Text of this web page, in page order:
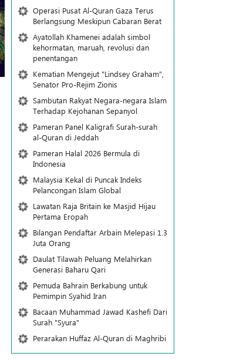
Operasi Pusat Al-Quran Gaza Terus
Berlangsung Meskipun Cabaran Berat
Ayatollah Khamenei adalah simbol
kehormatan, maruah, revolusi dan
penentangan
Kematian Mengejut "Lindsey Graham",
Senator Pro-Rejim Zionis
Sambutan Rakyat Negara-negara Islam
Terhadap Kejohanan Sepanyol
Pameran Panel Kaligrafi Surah-surah
al-Quran di Jeddah
Pameran Halal 2026 Bermula di
Indonesia
Malaysia Kekal di Puncak Indeks
Pelancongan Islam Global
Lawatan Raja Britain ke Masjid Hijau
Pertama Eropah
Bilangan Pendaftar Arbain Melepasi 1.3
Juta Orang
Daulat Tilawah Peluang Melahirkan
Generasi Baharu Qari
Pemuda Bahrain Berkabung untuk
Pemimpin Syahid Iran
Bacaan Muhammad Jawad Kashefi Dari
Surah "Syura"
Perarakan Huffaz Al-Quran di Maghribi